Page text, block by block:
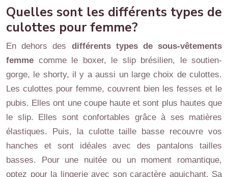
Quelles sont les différents types de
culottes pour femme?
En dehors des différents types de sous-vêtements
femme comme le boxer, le slip brésilien, le soutien-
gorge, le shorty, il y a aussi un large choix de culottes.
Les culottes pour femme, couvrent bien les fesses et le
pubis. Elles ont une coupe haute et sont plus hautes que
le slip. Elles sont confortables grâce à ses matières
élastiques. Puis, la culotte taille basse recouvre vos
hanches et sont idéales avec des pantalons tailles
basses. Pour une nuitée ou un moment romantique,
optez pour la lingerie avec son caractère aguichant. Sa